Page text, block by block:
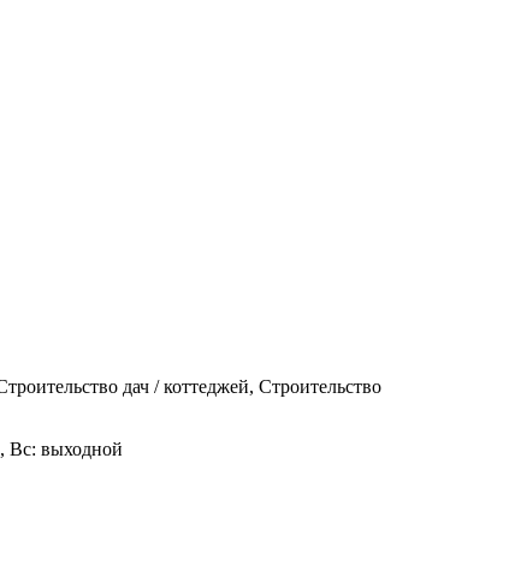
дач / коттеджей, Строительство
Вс: выходной